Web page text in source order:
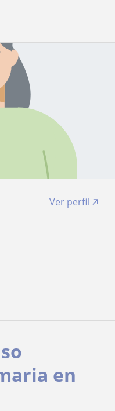
Ver perfil
en